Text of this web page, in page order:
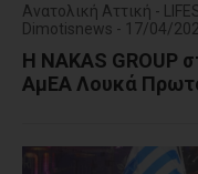
Ανατολική Αττική -
Dimotisnews - 17/04/
Η NAKAS GROUP
ΑμΕΑ Λουκά